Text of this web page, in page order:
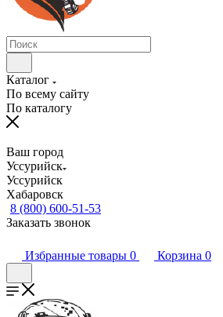
Каталог
По всему сайту
По каталогу
Ваш город
Уссурийск
Уссурийск
Хабаровск
8 (800) 600-51-53
Заказать звонок
Избранные товары 0 Корзина 0